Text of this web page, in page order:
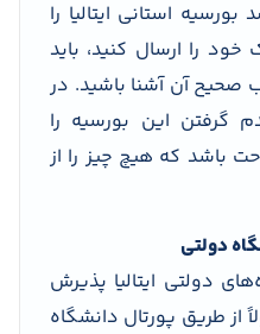
استانی ایتالیا را
را ارسال کنید، باید
صحیح آن آشنا باشید. در
گرفتن این بورسیه را
باشد که هیچ چیز را از
دولتی
دولتی ایتالیا پذیرش
طریق پورتال دانشگاه